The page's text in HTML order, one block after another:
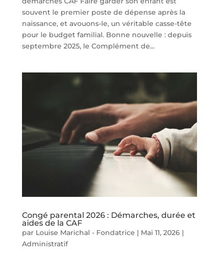
souvent le premier poste de dépense après la
naissance, et avouons-le, un véritable casse-tête
pour le budget familial. Bonne nouvelle : depuis
septembre 2025, le Complément de...
Congé parental 2026 : Démarches, durée et
aides de la CAF
par Louise Marichal - Fondatrice | Mai 11, 2026|
Administratif